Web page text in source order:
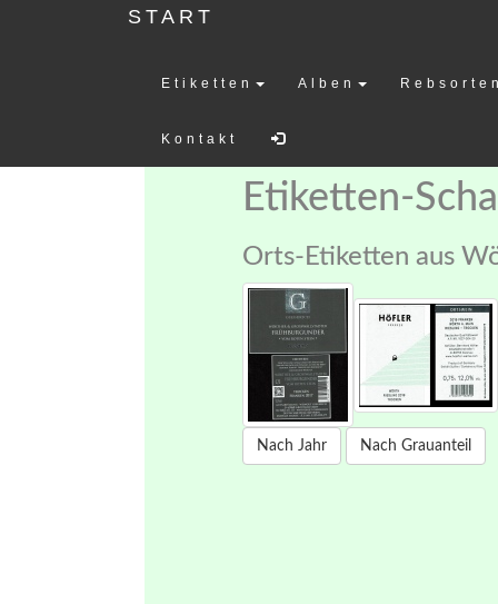
START
Etiketten Alben
Kontakt
Etiketten-
Orts-Etiketten aus
Nach Jahr Nach Grauanteil